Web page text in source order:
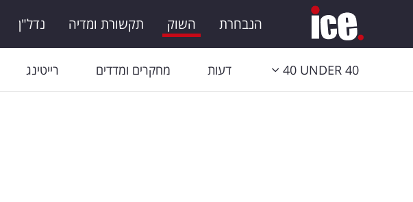
הנבחרת השוק תקשורת ומדיה נדל"ן
40 UNDER 40 דעות מחקרים ומדדים רייטינג